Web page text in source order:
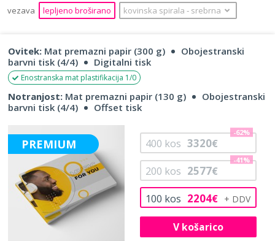
Išči
vezava
lepljeno broširano kovinska spirala ‐ srebrna
Ovitek: Mat premazni papir (300 g)
Obojestranski
barvni tisk (4/4)
Digitalni tisk
Enostranska mat plastifikacija 1/0
Notranjost: Mat premazni papir (130 g)
Obojestranski
barvni tisk (4/4)
Offset tisk
PREMIUM
100 kos 2204€
200 kos 2577€
-41%
400 kos 3320€
-62%
V košarico